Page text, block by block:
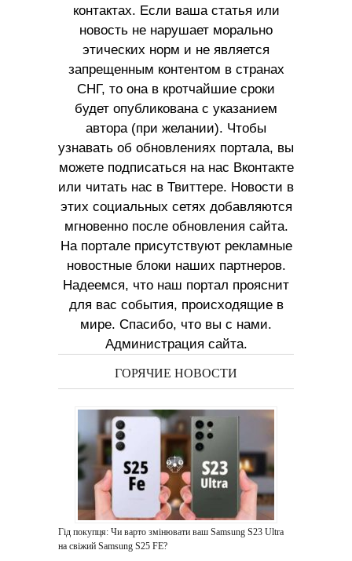
контактах. Если ваша статья или
новость не нарушает морально
этических норм и не является
запрещенным контентом в странах
СНГ, то она в кротчайшие сроки
будет опубликована с указанием
автора (при желании). Чтобы
узнавать об обновлениях портала, вы
можете подписаться на нас Вконтакте
или читать нас в Твиттере. Новости в
этих социальных сетях добавляются
мгновенно после обновления сайта.
На портале присутствуют рекламные
новостные блоки наших партнеров.
Надеемся, что наш портал прояснит
для вас события, происходящие в
мире. Спасибо, что вы с нами.
Администрация сайта.
ГОРЯЧИЕ НОВОСТИ
Гід покупця: Чи варто змінювати ваш Samsung S23 Ultra
на свіжий Samsung S25 FE?